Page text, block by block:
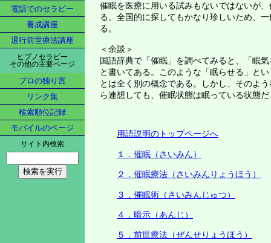
電話でのセラピー
養成講座
退行前世療法講座
ヒプノセラピー
その他の主要ページ
プロの独り言
リンク集
検索順位記録
モバイルのページ
サイト内検索
催眠を医療に用いる試みもないではないが
る。全国的に探してもかなり珍しいため、
る。
＜余談＞
国語辞典で「催眠」を調べてみると、「眠
と書いてある。このような「眠らせる」と
とは全く別の概念である。しかし、そのよ
ら連想しても、催眠状態は眠っている状態
用語説明のトップページへ
１．催眠（さいみん）
２．催眠療法（さいみんりょうほう）
３．催眠術（さいみんじゅつ）
４．暗示（あんじ）
５．前世療法（ぜんせりょうほう）